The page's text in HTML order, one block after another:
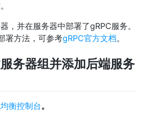
。
，并在服务器中部署了gRPC服务。
署方法，可参考gRPC官方文档。
务器组并添加后端服务
衡控制台。